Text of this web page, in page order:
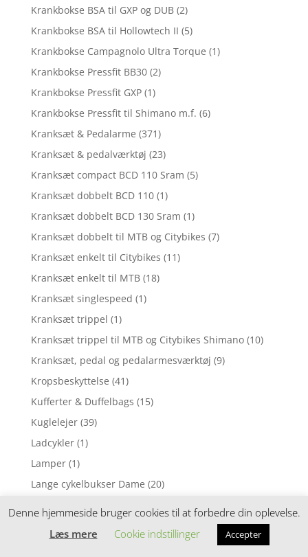
Krankbokse BSA til GXP og DUB (2)
Krankbokse BSA til Hollowtech II (5)
Krankbokse Campagnolo Ultra Torque (1)
Krankbokse Pressfit BB30 (2)
Krankbokse Pressfit GXP (1)
Krankbokse Pressfit til Shimano m.f. (6)
Kranksæt & Pedalarme (371)
Kranksæt & pedalværktøj (23)
Kranksæt compact BCD 110 Sram (5)
Kranksæt dobbelt BCD 110 (1)
Kranksæt dobbelt BCD 130 Sram (1)
Kranksæt dobbelt til MTB og Citybikes (7)
Kranksæt enkelt til Citybikes (11)
Kranksæt enkelt til MTB (18)
Kranksæt singlespeed (1)
Kranksæt trippel (1)
Kranksæt trippel til MTB og Citybikes Shimano (10)
Kranksæt, pedal og pedalarmesværktøj (9)
Kropsbeskyttelse (41)
Kufferter & Duffelbags (15)
Kuglelejer (39)
Ladcykler (1)
Lamper (1)
Lange cykelbukser Dame (20)
Denne hjemmeside bruger cookies til at forbedre din oplevelse.
Læs mere
Cookie indstillinger Accepter